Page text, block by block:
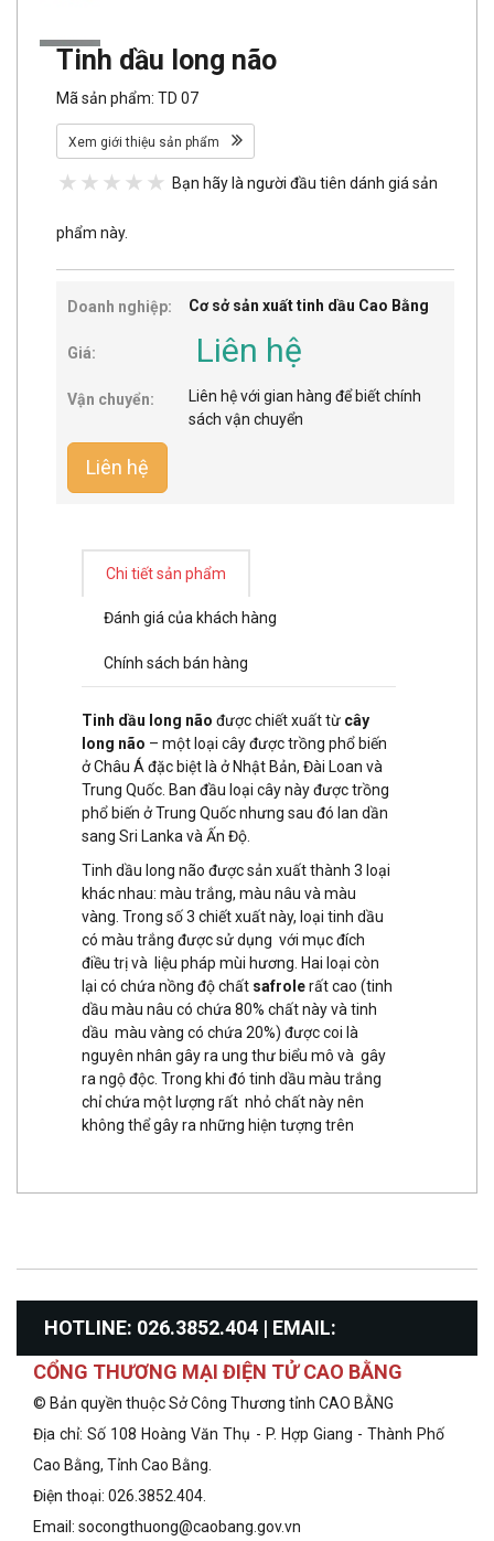
Tinh dầu long não
Mã sản phẩm: TD 07
Xem giới thiệu sản phẩm
Bạn hãy là người đầu tiên dánh giá sản
phẩm này.
Doanh nghiệp: Cơ sở sản xuất tinh dầu Cao Bằng
Giá: Liên hệ
Vận chuyển:
Liên hệ với gian hàng để biết chính
sách vận chuyển
Liên hệ
Chi tiết sản phẩm
Đánh giá của khách hàng
Chính sách bán hàng
Tinh dầu long não được chiết xuất từ cây
long não – một loại cây được trồng phổ biến
ở Châu Á đặc biệt là ở Nhật Bản, Đài Loan và
Trung Quốc. Ban đầu loại cây này được trồng
phổ biến ở Trung Quốc nhưng sau đó lan dần
sang Sri Lanka và Ấn Độ.
Tinh dầu long não được sản xuất thành 3 loại
khác nhau: màu trắng, màu nâu và màu
vàng. Trong số 3 chiết xuất này, loại tinh dầu
có màu trắng được sử dụng với mục đích
điều trị và liệu pháp mùi hương. Hai loại còn
lại có chứa nồng độ chất safrolerất cao (tinh
dầu màu nâu có chứa 80% chất này và tinh
dầu màu vàng có chứa 20%) được coi là
nguyên nhân gây ra ung thư biểu mô và gây
ra ngộ độc. Trong khi đó tinh dầu màu trắng
chỉ chứa một lượng rất nhỏ chất này nên
không thể gây ra những hiện tượng trên
HOTLINE: 026.3852.404 | EMAIL:
info@congthuongcaobang.gov.vn
CỔNG THƯƠNG MẠI ĐIỆN TỬ CAO BẰNG
© Bản quyền thuộc Sở Công Thương tỉnh CAO BẰNG
Địa chỉ: Số 108 Hoàng Văn Thụ - P. Hợp Giang - Thành Phố
Cao Bằng, Tỉnh Cao Bằng.
Điện thoại: 026.3852.404.
Email: socongthuong@caobang.gov.vn